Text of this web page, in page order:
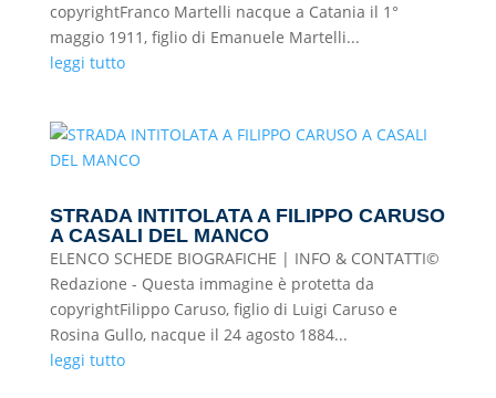
copyrightFranco Martelli nacque a Catania il 1°
maggio 1911, figlio di Emanuele Martelli...
leggi tutto
STRADA INTITOLATA A FILIPPO CARUSO
A CASALI DEL MANCO
ELENCO SCHEDE BIOGRAFICHE | INFO & CONTATTI©
Redazione - Questa immagine è protetta da
copyrightFilippo Caruso, figlio di Luigi Caruso e
Rosina Gullo, nacque il 24 agosto 1884...
leggi tutto